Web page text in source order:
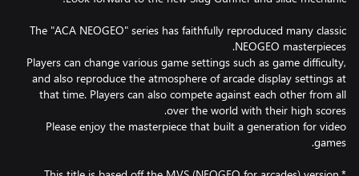
The "ACA NEOGEO" series has faithfully reproduced many classic
Players can change various game settings such as game difficulty,
and also reproduce the atmosphere of arcade display settings at
that time. Players can also compete against each other from all
Please enjoy the masterpiece that built a generation for video